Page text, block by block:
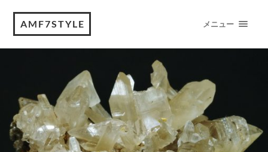
AMF7STYLE メニュー